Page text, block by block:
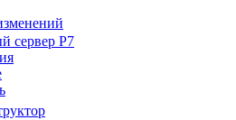
сервер Р7